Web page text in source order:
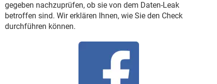
gegeben nachzuprüfen, ob sie von dem Daten-Leak
betroffen sind. Wir erklären Ihnen, wie Sie den Check
durchführen können.